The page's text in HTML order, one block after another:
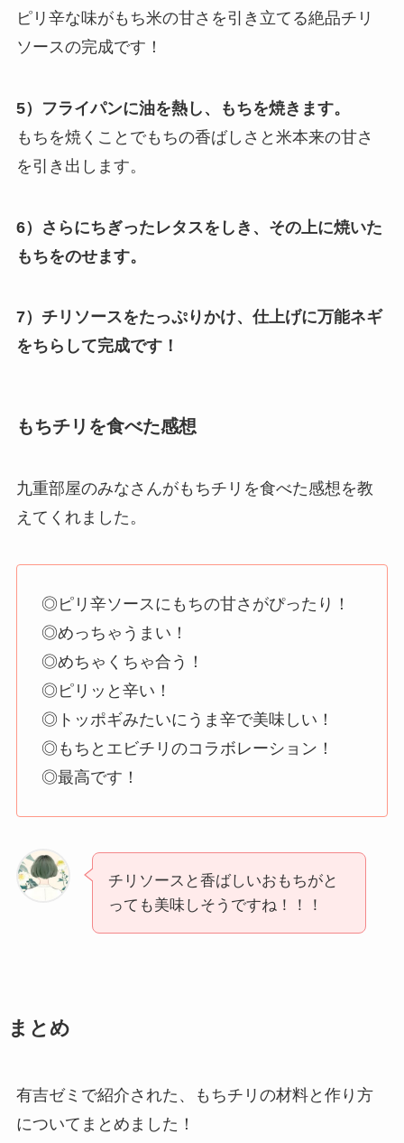
ピリ辛な味がもち米の甘さを引き立てる絶品チリ
ソースの完成です！
5）フライパンに油を熱し、もちを焼きます。
もちを焼くことでもちの香ばしさと米本来の甘さ
を引き出します。
6）さらにちぎったレタスをしき、その上に焼いた
もちをのせます。
7）チリソースをたっぷりかけ、仕上げに万能ネギ
をちらして完成です！
もちチリを食べた感想
九重部屋のみなさんがもちチリを食べた感想を教
えてくれました。
◎ピリ辛ソースにもちの甘さがぴったり！
◎めっちゃうまい！
◎めちゃくちゃ合う！
◎ピリッと辛い！
◎トッポギみたいにうま辛で美味しい！
◎もちとエビチリのコラボレーション！
◎最高です！
チリソースと香ばしいおもちがと
っても美味しそうですね！！！
まとめ
有吉ゼミで紹介された、もちチリの材料と作り方
についてまとめました！